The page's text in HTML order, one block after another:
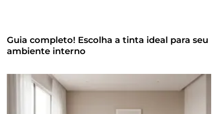
Guia completo! Escolha a tinta ideal para seu
ambiente interno